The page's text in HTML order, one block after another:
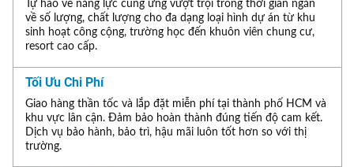
Tự hào về năng lực cung ứng vượt trội trong thời gian ngắn
về số lượng, chất lượng cho đa dạng loại hình dự án từ khu
sinh hoạt công cộng, trường học đến khuôn viên chung cư,
resort cao cấp.
Tối Ưu Chi Phí
Giao hàng thần tốc và lắp đặt miễn phí tại thành phố HCM và
khu vực lân cận. Đảm bảo hoàn thành đúng tiến độ cam kết.
Dịch vụ bảo hành, bảo trì, hậu mãi luôn tốt hơn so với thị
trường.